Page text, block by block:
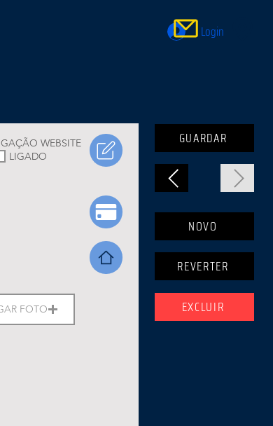
Login
WEBSITE
LIGADO
FOTO
GUARDAR
NOVO
REVERTER
EXCLUIR